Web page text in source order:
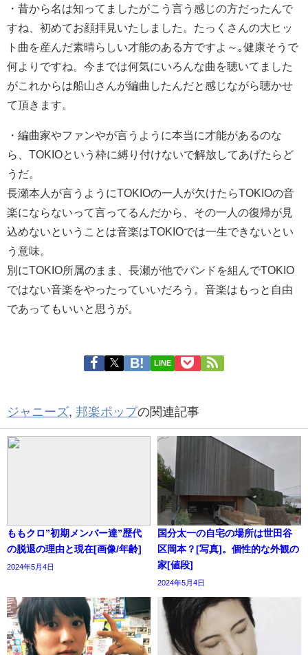
・ 昔から名は知ってましたがこう言う感じの方だったんで
すね、初めてお顔拝見いたしました。たっくさんの大ヒッ
ト曲を産んだ素晴らしい才能のある方ですよ～｡健康そうで
何よりですね。今までは何気にいろんな曲を聴いてました
がこれからは船山さんが編曲したんだと感じながら聴かせ
て頂きます。
・ 編曲家やファンやが言うように本当に才能があるのな
ら、TOKIOという枠に縛り付けないで解放してあげたらど
うだ。
長瀬本人が言うようにTOKIOの一人が欠けたらTOKIOの音
楽にならないって言ってるんだから、その一人の復帰が見
込めないということは音楽はTOKIOでは一生できないとい
う意味。
別にTOKIO所属のまま、長瀬が他でバンドを組んでTOKIO
ではない音楽をやったっていいだろう。音楽はもっと自由
であってもいいと思うが。
LINE
ジャニーズ, 邦楽ポップの関連記事
ももクロ”初期メンバー達”歴代
の脱退の理由と現在[画像/年齢]
2024年5月4日
国分太一の自宅の場所は世田谷
区岡本？[写真]。個性的な外観の
家[値段]
2024年5月4日